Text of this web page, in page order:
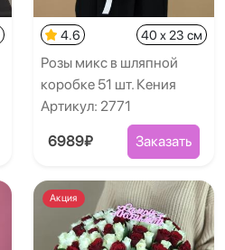
4.6 40 x 23 см
Розы микс в шляпной
коробке 51 шт. Кения
Артикул: 2771
6989₽ Заказать
Акция